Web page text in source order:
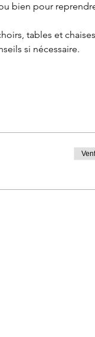
bien pour
tables et
si nécessaire.